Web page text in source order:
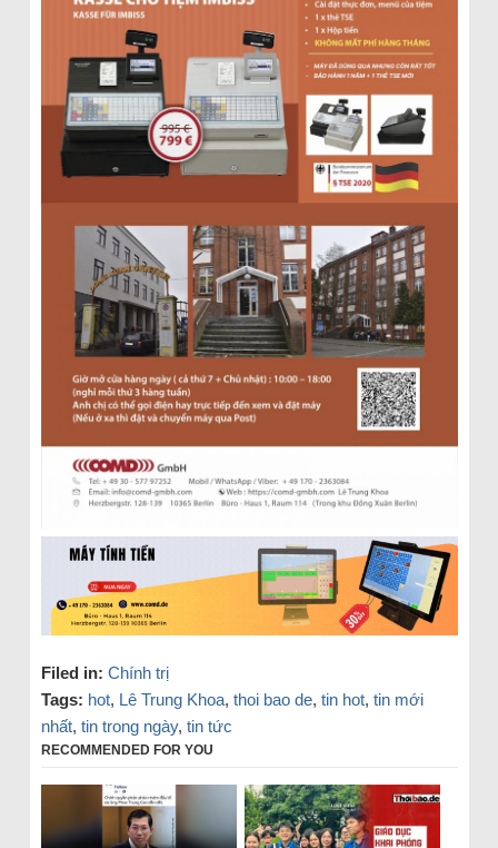
Filed in: Chính trị
Tags: hot, Lê Trung Khoa, thoi bao de, tin hot, tin mới
nhất, tin trong ngày, tin tức
RECOMMENDED FOR YOU